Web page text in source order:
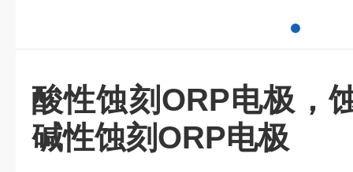
酸性蚀刻ORP电极，
碱性蚀刻ORP电极